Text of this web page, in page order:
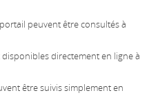
peuvent être consultés à
directement en ligne à
être suivis simplement en